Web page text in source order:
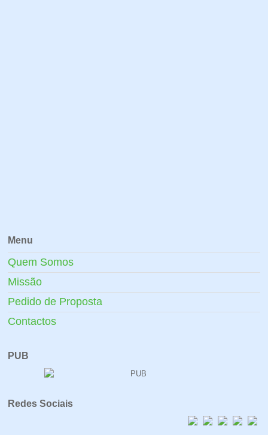
Menu
Quem Somos
Missão
Pedido de Proposta
Contactos
PUB
Redes Sociais